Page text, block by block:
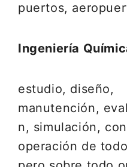
puertos,
Ingeniería
estudio, diseño,
manutención,
n, simulación,
operación de